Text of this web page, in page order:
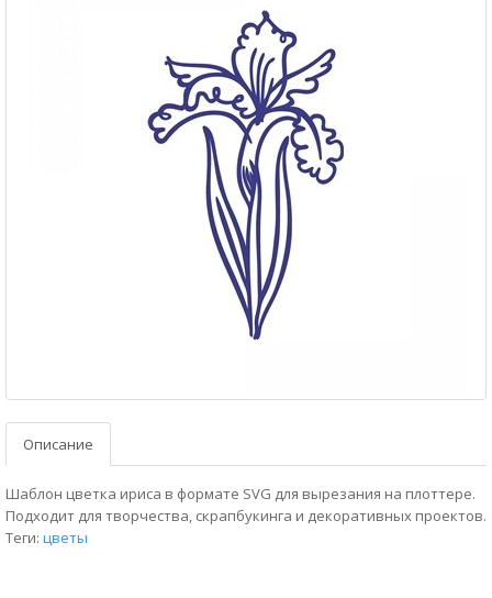
Описание
Шаблон цветка ириса в формате SVG для вырезания на плоттере.
Подходит для творчества, скрапбукинга и декоративных проектов.
Теги: цветы